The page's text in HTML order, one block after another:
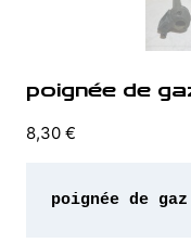
poignée de
8,30 €
poignée de